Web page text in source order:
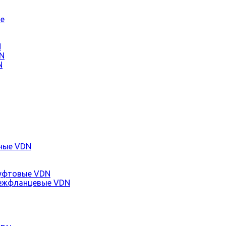
VDN
VDN
VDN